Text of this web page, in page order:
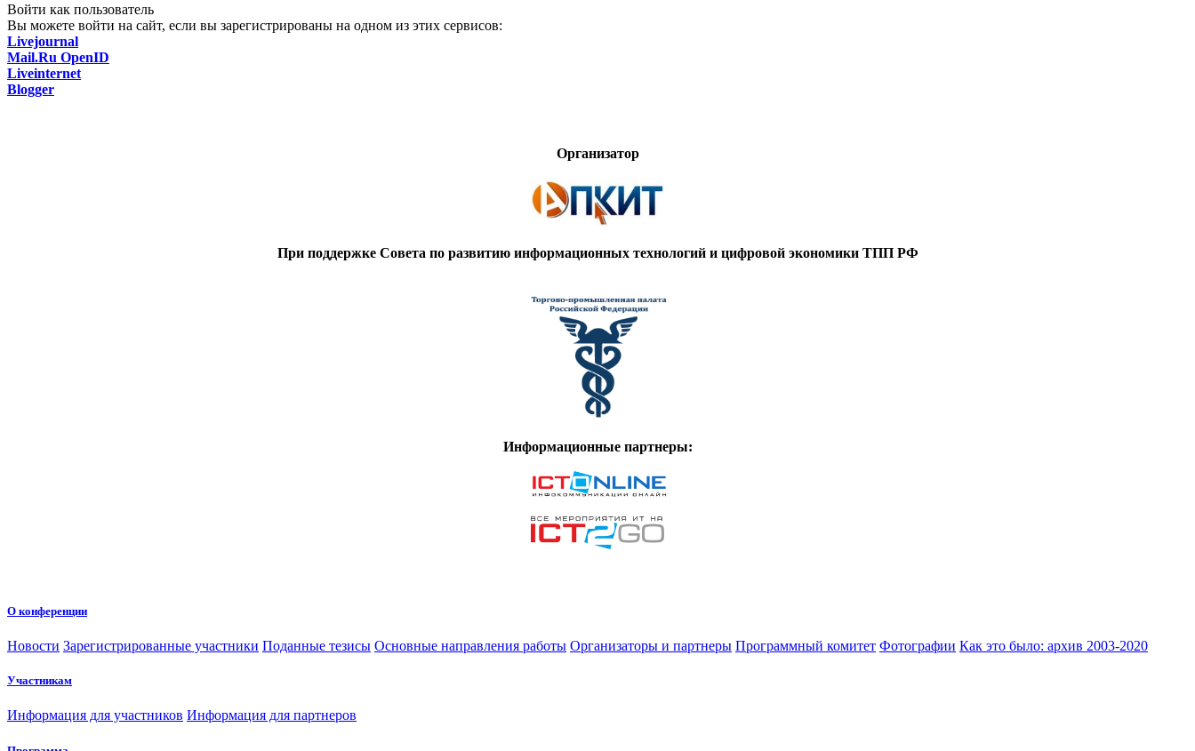
Войти как пользователь
Вы можете войти на сайт, если вы зарегистрированы на одном из этих сервисов:
Livejournal
Mail.Ru OpenID
Liveinternet
Blogger
Организатор
При поддержке Совета по развитию информационных технологий и цифровой экономики ТПП РФ
Информационные партнеры:
О конференции
Новости Зарегистрированные участники Поданные тезисы Основные направления работы Организаторы и партнеры Программный комитет Фотографии Как это было: архив 2003-2020
Участникам
Информация для участников Информация для партнеров